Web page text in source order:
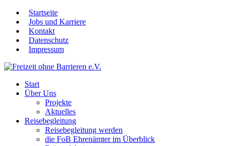
Startseite
Jobs und Karriere
Kontakt
Datenschutz
Impressum
Start
Über Uns
Projekte
Aktuelles
Reisebegleitung
Reisebegleitung werden
die FoB Ehrenämter im Überblick